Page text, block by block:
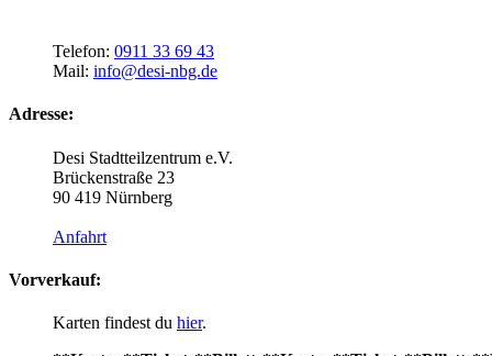
Telefon: 0911 33 69 43
Mail: info@desi-nbg.de
Adresse:
Desi Stadtteilzentrum e.V.
Brückenstraße 23
90 419 Nürnberg
Anfahrt
Vorverkauf:
Karten findest du hier.